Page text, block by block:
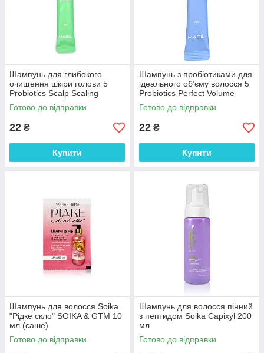
Шампунь для глибокого
очищення шкіри голови 5
Probiotics Scalp Scaling
Shampoo Masil 8 мл
Готово до відправки
22 ₴
Купити
Шампунь з пробіотиками для
ідеального об’єму волосся 5
Probiotics Perfect Volume
Shampoo Masil 8 мл
Готово до відправки
22 ₴
Купити
Шампунь для волосся Soika
"Рідке скло" SOIKA & GTM 10
мл (саше)
Готово до відправки
Шампунь для волосся пінний
з пептидом Soika Capixyl 200
мл
Готово до відправки